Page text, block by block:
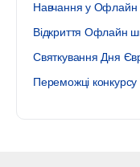
Навчання у Офлайн
Відкриття Офлайн
Святкування Дня
Переможці